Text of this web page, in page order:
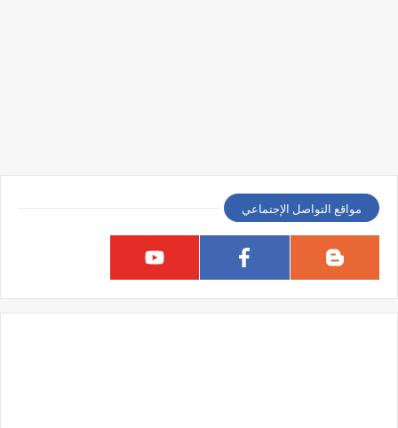
مواقع التواصل الإجتماعي